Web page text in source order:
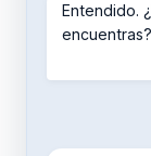
Entendido.
encuentras?